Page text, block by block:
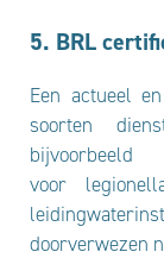
5. BRL
Een actueel
soorten
voor
doorverwezen